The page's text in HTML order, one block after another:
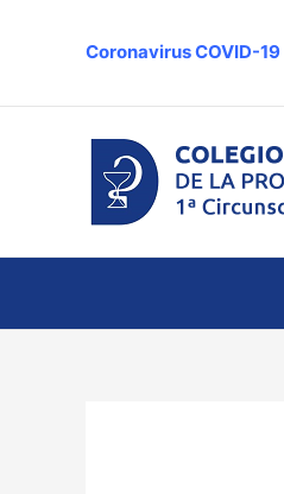
Coronavirus COVID-19